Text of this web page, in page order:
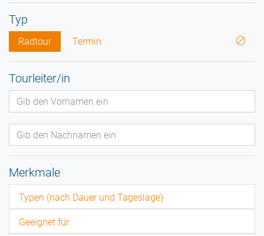
Typ
Radtour Termin
Tourleiter/in
Merkmale
Typen (nach Dauer und Tageslage)
Geeignet für